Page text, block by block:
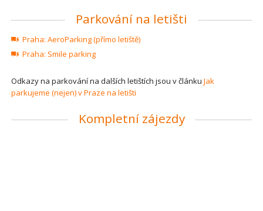
Parkování na letišti
Praha: AeroParking (přímo letiště)
Praha: Smile parking
Odkazy na parkování na dalších letištích jsou v článku Jak
parkujeme (nejen) v Praze na letišti
Kompletní zájezdy